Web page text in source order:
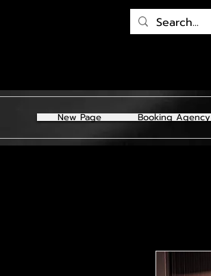
New Page Booking Agency